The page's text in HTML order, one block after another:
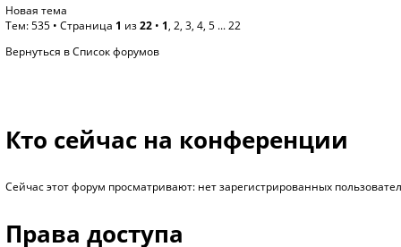
Новая тема
Тем: 535 • Страница 1 из22 • 1, 2, 3, 4, 5 ...22
Вернуться в Список форумов
Кто сейчас на конференции
Сейчас этот форум просматривают: нет зарегистрированных
Права доступа